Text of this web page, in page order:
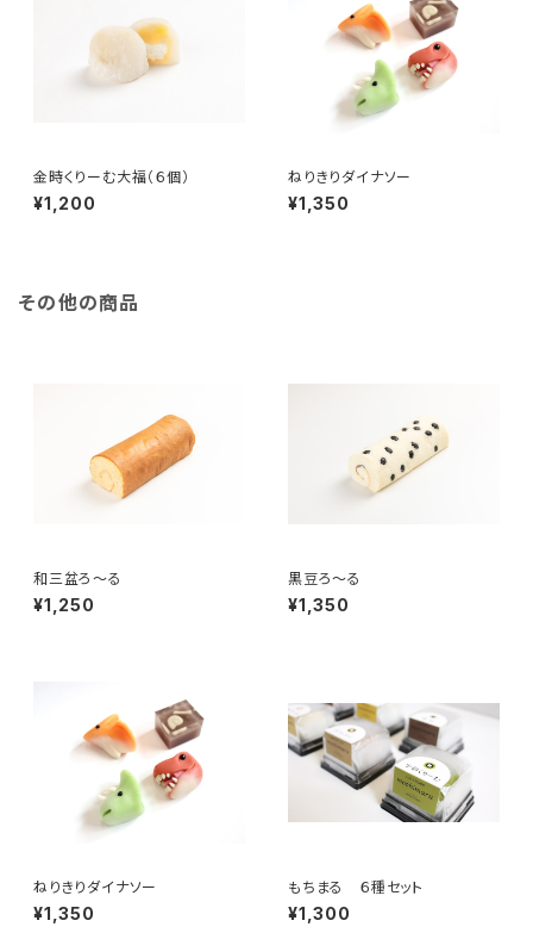
金時くりーむ大福（６個）
¥1,200
ねりきりダイナソー
¥1,350
その他の商品
和三盆ろ～る
¥1,250
黒豆ろ～る
¥1,350
ねりきりダイナソー
¥1,350
もちまる ６種セット
¥1,300